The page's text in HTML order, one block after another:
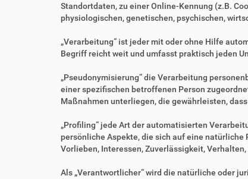
Standortdaten, zu einer Online-Kennung (z.B.
physiologischen, genetischen, psychischen,
„Verarbeitung“ ist jeder mit oder ohne Hilfe
Begriff reicht weit und umfasst praktisch jeden
„Pseudonymisierung“ die Verarbeitung
einer spezifischen betroffenen Person
Maßnahmen unterliegen, die gewährleisten,
„Profiling“ jede Art der automatisierten
persönliche Aspekte, die sich auf eine
Vorlieben, Interessen, Zuverlässigkeit,
Als „Verantwortlicher“ wird die natürliche oder